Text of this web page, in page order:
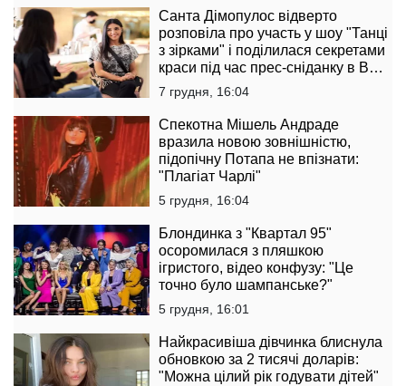
Санта Дімопулос відверто
розповіла про участь у шоу "Танці
з зірками" і поділилася секретами
краси під час прес-сніданку в B
Boutique Bar
7 грудня, 16:04
Спекотна Мішель Андраде
вразила новою зовнішністю,
підопічну Потапа не впізнати:
"Плагіат Чарлі"
5 грудня, 16:04
Блондинка з "Квартал 95"
осоромилася з пляшкою
ігристого, відео конфузу: "Це
точно було шампанське?"
5 грудня, 16:01
Найкрасивіша дівчинка блиснула
обновкою за 2 тисячі доларів:
"Можна цілий рік годувати дітей"